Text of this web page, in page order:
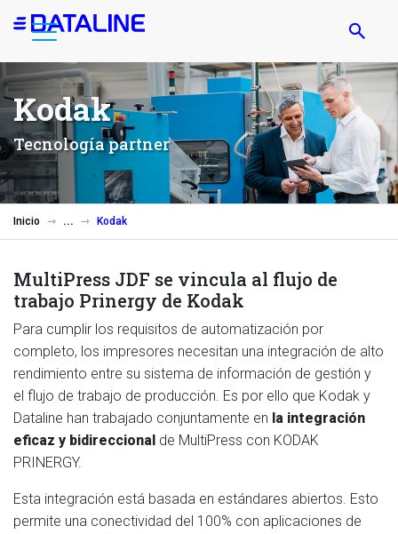
Pasar
principal
Kodak
Tecnología partner
Inicio Kodak
MultiPress JDF se vincula al flujo de
trabajo Prinergy de Kodak
Para cumplir los requisitos de automatización por
completo, los impresores necesitan una integración de alto
rendimiento entre su sistema de información de gestión y
el flujo de trabajo de producción. Es por ello que Kodak y
Dataline han trabajado conjuntamente en la integración
eficaz y bidireccional de MultiPress con KODAK
PRINERGY.
Esta integración está basada en estándares abiertos. Esto
permite una conectividad del 100% con aplicaciones de